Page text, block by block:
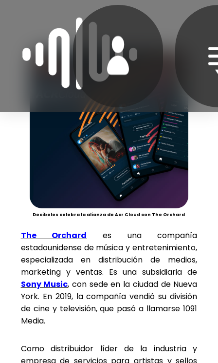
Decibeles celebra la alianza de Acr Cloud con The Orchard
The Orchard es una compañía
estadounidense de música y entretenimiento,
especializada en distribución de medios,
marketing y ventas. Es una subsidiaria de
Sony Music, con sede en la ciudad de Nueva
York. En 2019, la compañía vendió su división
de cine y televisión, que pasó a llamarse 1091
Media.
Como distribuidor líder de la industria y